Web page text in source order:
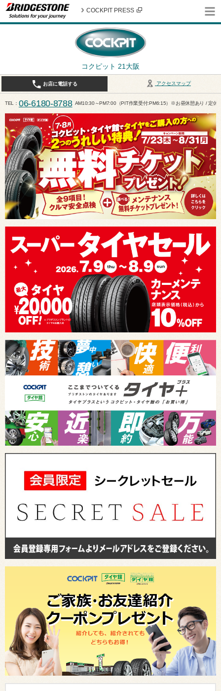
コクピット 21大阪
COCKPIT PRESS
アクセスマップ
お店に電話する
TEL 06-6180-8788 AM10:30～PM7:00（PIT作業受付:PM6:15）※お昼休憩あり / 定休